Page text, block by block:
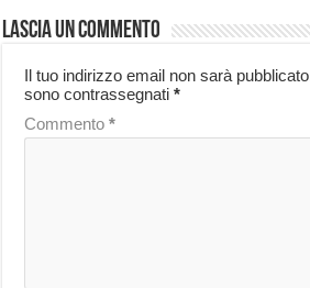
Lascia un commento
Il tuo indirizzo email non sarà
sono contrassegnati*
Commento*